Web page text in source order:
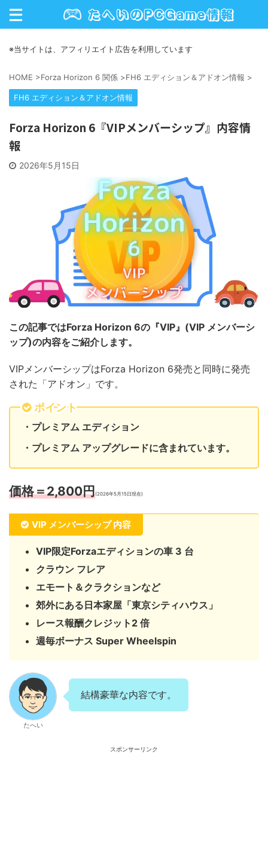
※当サイトは、アフィリエイト広告を利用しています
HOME >Forza Horizon 6 関係 >FH6 エディション＆アドオン情報 >
FH6 エディション＆アドオン情報
Forza Horizon 6『VIPメンバーシップ』内容情
報
2026年5月15日
この記事ではForza Horizon 6の『VIP』(VIP メンバーシ
ップ)の内容をご紹介します。
VIPメンバーシップはForza Horizon 6発売と同時に発売
された「アドオン」です。
ポイント
・プレミアム エディション
・プレミアム アップグレードに含まれています。
価格＝2,800円(2026年5月15日現在)
VIP メンバーシップ 内容
VIP限定Forzaエディションの車 3 台
クラウン フレア
エモート＆クラクションなど
郊外にある日本家屋「東京シティハウス」
レース報酬クレジット2 倍
週毎ボーナス Super Wheelspin
たへい
結構豪華な内容です。
スポンサーリンク